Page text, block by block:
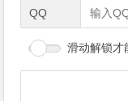
QQ
滑动解锁才